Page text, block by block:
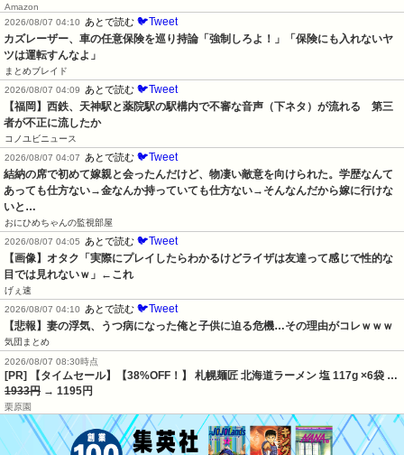
Amazon
2026/08/07 04:10
あとで読む 🐦Tweet
カズレーザー、車の任意保険を巡り持論「強制しろよ！」「保険にも入れないヤ
ツは運転すんなよ」
まとめブレイド
2026/08/07 04:09
あとで読む 🐦Tweet
【福岡】西鉄、天神駅と薬院駅の駅構内で不審な音声（下ネタ）が流れる　第三
者が不正に流したか
コノユビニュース
2026/08/07 04:07
あとで読む 🐦Tweet
結納の席で初めて嫁親と会ったんだけど、物凄い敵意を向けられた。学歴なんて
あっても仕方ない→金なんか持っていても仕方ない→そんなんだから嫁に行けな
いと…
おにひめちゃんの監視部屋
2026/08/07 04:05
あとで読む 🐦Tweet
【画像】オタク「実際にプレイしたらわかるけどライザは友達って感じで性的な
目では見れないｗ」←これ
げぇ速
2026/08/07 04:10
あとで読む 🐦Tweet
【悲報】妻の浮気、うつ病になった俺と子供に迫る危機…その理由がコレｗｗｗ
気団まとめ
2026/08/07 08:30時点
[PR] 【タイムセール】【38%OFF！】 札幌麺匠 北海道ラーメン 塩 117g ×6袋 …
1933円 → 1195円
栗原園